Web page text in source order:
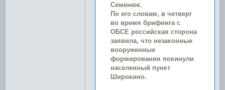
Семенюк.
По его словам, в четверг
во время брифинга с
ОБСЕ российская сторона
заявила, что незаконные
вооруженные
формирования покинули
населенный пункт
Широкино.